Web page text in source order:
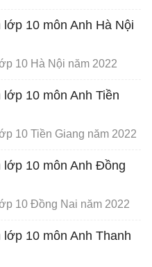
10 môn Anh Hà Nội
10 Hà Nội năm 2022
10 môn Anh Tiền
10 Tiền Giang năm 2022
10 môn Anh Đồng
10 Đồng Nai năm 2022
10 môn Anh Thanh